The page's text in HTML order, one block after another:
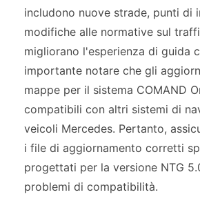
includono nuove strade, punti di
modifiche alle normative sul
migliorano l'esperienza di guida
importante notare che gli
mappe per il sistema COMAND
compatibili con altri sistemi di
veicoli Mercedes. Pertanto,
i file di aggiornamento corretti
progettati per la versione NTG
problemi di compatibilità.